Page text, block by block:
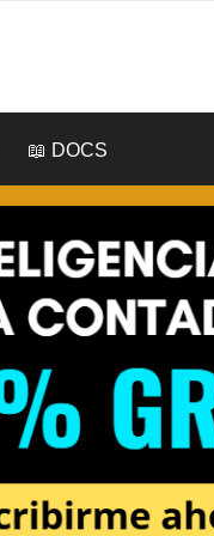
📖 DOCS